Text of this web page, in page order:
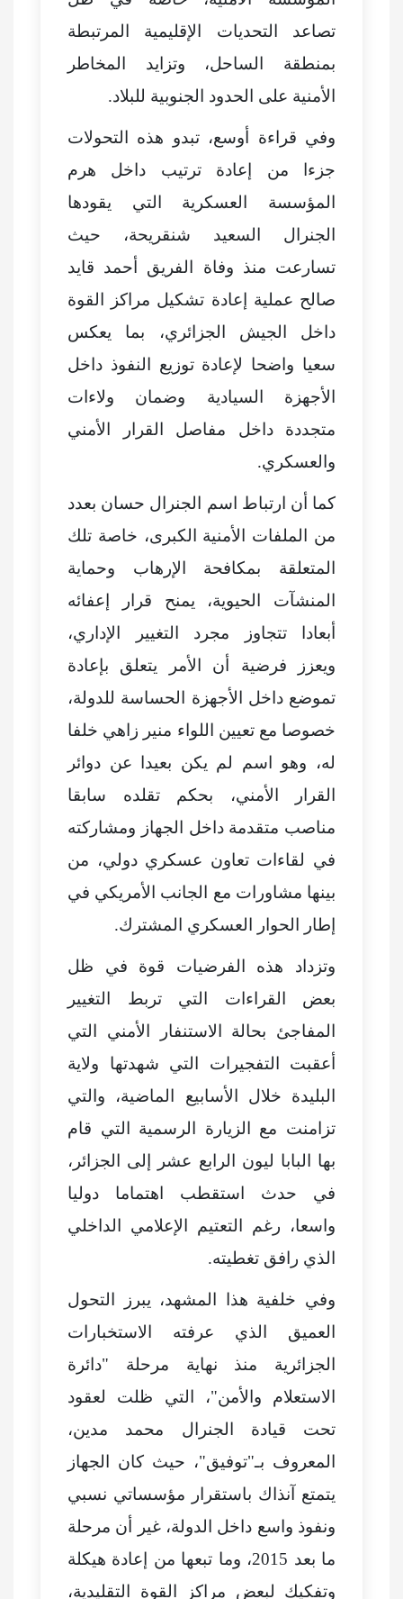
تصاعد التحديات الإقليمية المرتبطة
بمنطقة الساحل، وتزايد المخاطر
الأمنية على الحدود الجنوبية للبلاد.
وفي قراءة أوسع، تبدو هذه التحولات
جزءا من إعادة ترتيب داخل هرم
المؤسسة العسكرية التي يقودها
الجنرال السعيد شنقريحة، حيث
تسارعت منذ وفاة الفريق أحمد قايد
صالح عملية إعادة تشكيل مراكز القوة
داخل الجيش الجزائري، بما يعكس
سعيا واضحا لإعادة توزيع النفوذ داخل
الأجهزة السيادية وضمان ولاءات
متجددة داخل مفاصل القرار الأمني
والعسكري.
كما أن ارتباط اسم الجنرال حسان بعدد
من الملفات الأمنية الكبرى، خاصة تلك
المتعلقة بمكافحة الإرهاب وحماية
المنشآت الحيوية، يمنح قرار إعفائه
أبعادا تتجاوز مجرد التغيير الإداري،
ويعزز فرضية أن الأمر يتعلق بإعادة
تموضع داخل الأجهزة الحساسة للدولة،
خصوصا مع تعيين اللواء منير زاهي خلفا
له، وهو اسم لم يكن بعيدا عن دوائر
القرار الأمني، بحكم تقلده سابقا
مناصب متقدمة داخل الجهاز ومشاركته
في لقاءات تعاون عسكري دولي، من
بينها مشاورات مع الجانب الأمريكي في
إطار الحوار العسكري المشترك.
وتزداد هذه الفرضيات قوة في ظل
بعض القراءات التي تربط التغيير
المفاجئ بحالة الاستنفار الأمني التي
أعقبت التفجيرات التي شهدتها ولاية
البليدة خلال الأسابيع الماضية، والتي
تزامنت مع الزيارة الرسمية التي قام
بها البابا ليون الرابع عشر إلى الجزائر،
في حدث استقطب اهتماما دوليا
واسعا، رغم التعتيم الإعلامي الداخلي
الذي رافق تغطيته.
وفي خلفية هذا المشهد، يبرز التحول
العميق الذي عرفته الاستخبارات
الجزائرية منذ نهاية مرحلة "دائرة
الاستعلام والأمن"، التي ظلت لعقود
تحت قيادة الجنرال محمد مدين،
المعروف بـ"توفيق"، حيث كان الجهاز
يتمتع آنذاك باستقرار مؤسساتي نسبي
ونفوذ واسع داخل الدولة، غير أن مرحلة
ما بعد 2015، وما تبعها من إعادة هيكلة
وتفكيك لبعض مراكز القوة التقليدية،